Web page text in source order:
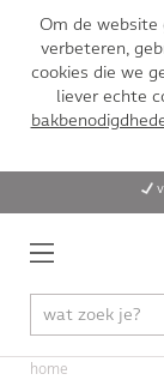
Om de
verbeteren,
cookies die we
liever echte
home